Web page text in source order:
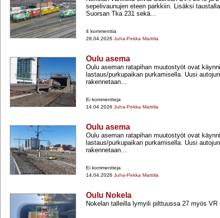
sepelivaunujen eteen parkkiin. Lisäksi
Suorsan Tka 231 sekä...
4 kommenttia
28.04.2026 Juha-Pekka Marttila
Oulu asema
Oulu aseman ratapihan muutostyöt ovat
lastaus/purkupaikan purkamisella. Uusi
rakennetaan...
Ei kommentteja
14.04.2026 Juha-Pekka Marttila
Oulu asema
Oulu aseman ratapihan muutostyöt ovat
lastaus/purkupaikan purkamisella. Uusi
rakennetaan...
Ei kommentteja
14.04.2026 Juha-Pekka Marttila
Oulu Nokela
Nokelan talleilla lymyili pilttuussa 27 myös VR